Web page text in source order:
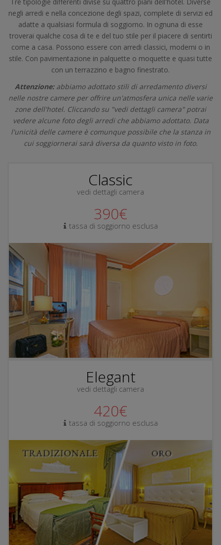
negli arredi e nella concezione degli spazi, complete di servizi ed
adatte a qualsiasi formula di soggiorno. In ognuna di esse
troverai qualche cosa di te e del tuo stile per il piacere di sentirti
come a casa. Possono essere con arredi classici, moderni o in
stile. Con pavimentazione in palquette o moquette e quasi tutte
con un terrazzino e bagno finestrato.
Attenzione:abbiamo adottato stili di arredamento diversi
nelle nostre camere per offrire un'atmosfera unica nelle varie
zone dell'hotel. Cliccando su "vedi dettagli camera" potrai
vedere alcune foto degli arredi che abbiamo adottato. Data
l'unicità delle camere è comunque possibile che la stanza in
cui soggiornerai sarà diversa da quanto visto in foto.
Classic
vedi dettagli camera
390€
tassa di soggiorno esclusa
Elegant
vedi dettagli camera
420€
tassa di soggiorno esclusa